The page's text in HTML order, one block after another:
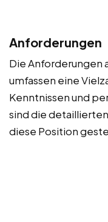
Anforderungen
Die Anforderungen
umfassen eine
Kenntnissen und
sind die
diese Position